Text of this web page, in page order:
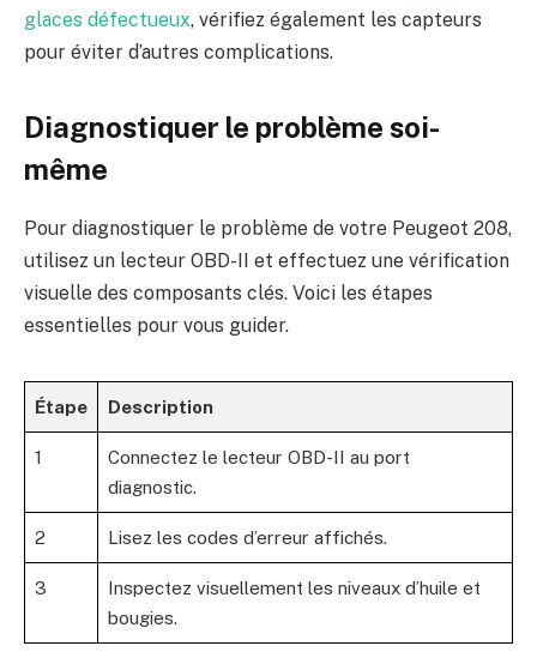
glaces défectueux, vérifiez également les capteurs
pour éviter d’autres complications.
Diagnostiquer le problème soi-
même
Pour diagnostiquer le problème de votre Peugeot 208,
utilisez un lecteur OBD-II et effectuez une vérification
visuelle des composants clés. Voici les étapes
essentielles pour vous guider.
Étape Description
1
Connectez le lecteur OBD-II au port
diagnostic.
2 Lisez les codes d’erreur affichés.
3
Inspectez visuellement les niveaux d’huile et
bougies.